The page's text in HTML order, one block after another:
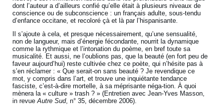
dont l’auteur a d’ailleurs confié qu’elle était à plusieurs niveaux de
conscience ou de subconscience : un français adulte, sous-tendu
d’enfance occitane, et recoloré çà et là par l’hispanisante.
Il s’ajoute à cela, et presque nécessairement, qu’une sensualité,
non de langueur, mais d’énergie fécondante, nourrit la dynamique
comme la rythmique et l’intonation du poème, en bref toute sa
musicalité. Et aussi, ne l’oublions pas, que la beauté (en fort peu de
faveur aujourd’hui) reste cultivée chez ce poète, qui n’hésite pas à
s’en réclamer : « Que serait-on sans beauté ? Je revendique ce
mot, y compris dans l’art, et trouve une inquiétante tendance
fasciste, c’est-à-dire mortelle, à sa méprisante néga-tion. À quoi
mènera la « culture » trash ? » (Entretien avec Jean-Yves Masson,
in revueAutre Sud, n° 35, décembre 2006).